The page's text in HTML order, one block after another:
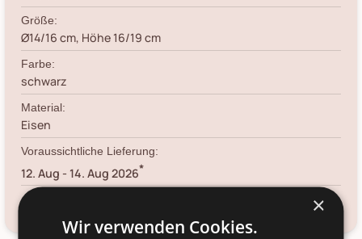
Größe:
Ø14/16 cm, Höhe 16/19 cm
Farbe:
schwarz
Material:
Eisen
Voraussichtliche Lieferung:
12. Aug - 14. Aug 2026*
Kundenservice kontaktieren×
Wir verwenden Cookies.